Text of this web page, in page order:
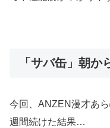
「サバ缶」朝
今回、ANZEN漫才あ
週間続けた結果…